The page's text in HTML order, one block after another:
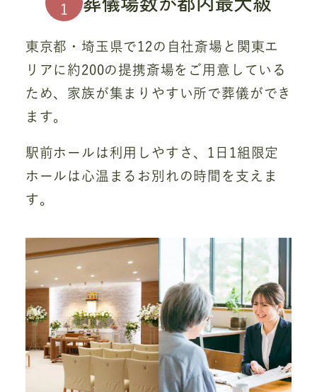
1
東京都・埼玉県で12の自社斎場と関東エ
リアに約200の提携斎場をご用意している
ため、家族が集まりやすい所で葬儀ができ
ます。
駅前ホールは利用しやすさ、1日1組限定
ホールは心温まるお別れの時間を支えま
す。